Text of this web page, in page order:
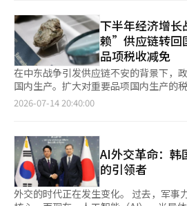
为近期安全讨论中的新焦点。 三国还评估了在跨国犯罪应对、灾
难救助和人道主义援助等领域的合作正
体和可见的成果。 外交部表示，三位外长基于此次会议增强的动
力，将启动各领域、各级别的磋商，并
受到的成果。同时，他们重申了将尽可
议的机会。※ 本报道经人工智能（AI）
表示，越是意识到严重性，越是要求加强惩罚。 对于犯
益应大于罚款和没收额的经济不利影响
持。反对者因担心过度或双重惩罚的仅
4.4%。 受访者认为核心技术海外外泄最令人担忧的损失依次
为：“与追赶国家的技术差距缩小导致
降”（53.0%）、“国家安全和供应链
胁”（19.5%）、“全球市场份额下降导
少”（16.4%）、“核心产业衰退导致就
2021年的9件激增至2025年的33件。自
国家经济损失估算已达23万亿韩元。 特别是韩国的高科技产业占
比较高，核心技术的海外外泄对国家竞
复兴开发银行发布的2024年数据显示，
制造业出口额占比为36.3%，是G7平均
超过英国（29.7%）、美国（24.3%）、
坤、海军大校柳在俊、韩国国防研究院
学院名誉教授金仁贤、首尔大学工业工
与会者探讨了主要海上交通路线的不稳
造业生产的影响，并讨论了海军力量、
应对方案。 海军参谋总长金京率表示：“韩国作为一个通过海洋
成长的国家，海上交通路线的不稳定直
产业界、学术界与军方应共同制定应对策略。” 郑亨坤
员指出，韩国经济在出口与能源供应方
输，约96%的能源进口也经过海上交通路线。 他进
出：“虽然一些高附加值产品如半导体可
所需的能源、原材料、材料、零部件和
的。海上交通路线的中断不仅影响物流
出口竞争力。” 最近，由于中东地区的不稳定，原油、丙烷、丁
烷、石脑油等主要原料的价格上涨与进
下半年经济增
赖”供应链转回
品项税收减免
在中东战争引发供应链不安的背景下，
国内生产。扩大对重要品项国内生产的
生产的品项增加储备和海外投资是核心
体系分为四个阶段，分别是：可在国内
产但可储备的品项、既无法在国内生产
内外生产和储备均困难的品项，以提供定制化支持
国内生产的经济安全品项，将引入国内
安全和绿色转型方面具有战略重要性的
2026-07-14 20:40:00
AI外交革命：韩
的引领者
外交的时代正在发生变化。 过去，军事